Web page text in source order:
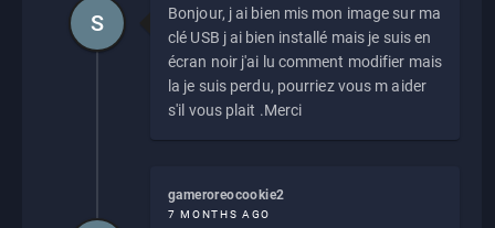
Bonjour, j ai bien mis mon image sur ma
clé USB j ai bien installé mais je suis en
écran noir j'ai lu comment modifier mais
la je suis perdu, pourriez vous m aider
s'il vous plait .Merci
S
gameroreocookie2
7 MONTHS AGO